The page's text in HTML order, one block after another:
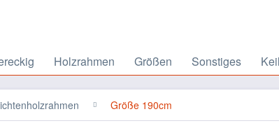
Holzrahmen Größen Sonstiges
Größe 190cm